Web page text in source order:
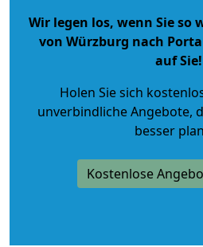
Wir legen los, wenn Sie so
von Würzburg nach
auf Sie!
Holen Sie sich
unverbindliche Angebote,
besser
Kostenlose